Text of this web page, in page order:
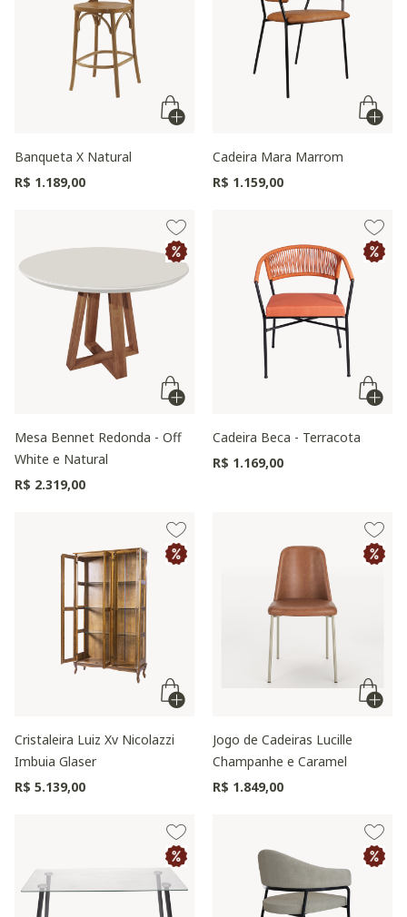
Banqueta X Natural
R$ 1.189,00
Cadeira Mara Marrom
R$ 1.159,00
Mesa Bennet Redonda - Off
White e Natural
R$ 2.319,00
Cadeira Beca - Terracota
R$ 1.169,00
Cristaleira Luiz Xv Nicolazzi
Imbuia Glaser
R$ 5.139,00
Jogo de Cadeiras Lucille
Champanhe e Caramel
R$ 1.849,00